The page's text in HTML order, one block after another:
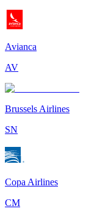
Avianca
AV
Brussels Airlines
SN
Copa Airlines
CM